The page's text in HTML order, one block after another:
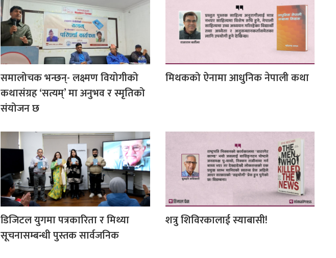
समालोचक भन्छन्- लक्ष्मण वियोगीको
कथासंग्रह ‘सत्यम्‌’ मा अनुभव र स्मृतिको
संयोजन छ
मिथकको ऐनामा आधुनिक नेपाली कथा
डिजिटल युगमा पत्रकारिता र मिथ्या
सूचनासम्बन्धी पुस्तक सार्वजनिक
शत्रु शिविरकालाई स्याबासी!